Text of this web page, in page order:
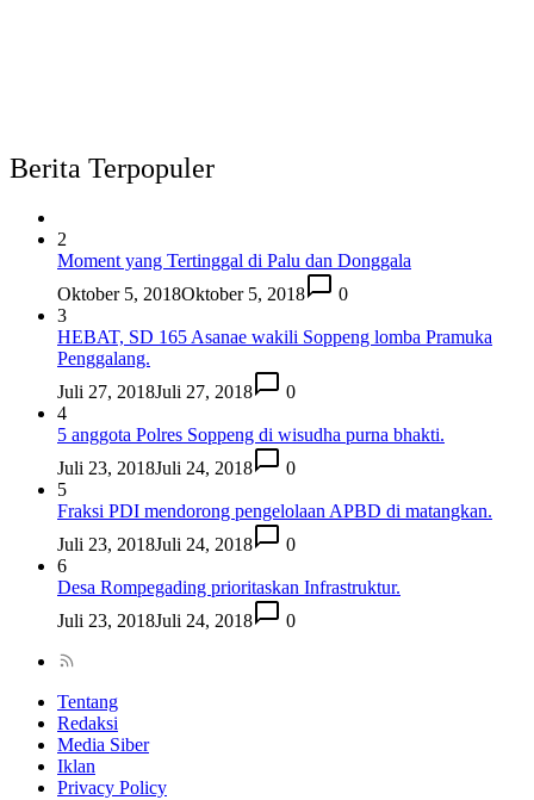
Berita Terpopuler
2
Moment yang Tertinggal di Palu dan Donggala
Oktober 5, 2018Oktober 5, 2018
0
3
HEBAT, SD 165 Asanae wakili Soppeng lomba Pramuka
Penggalang.
Juli 27, 2018Juli 27, 2018
0
4
5 anggota Polres Soppeng di wisudha purna bhakti.
Juli 23, 2018Juli 24, 2018
0
5
Fraksi PDI mendorong pengelolaan APBD di matangkan.
Juli 23, 2018Juli 24, 2018
0
6
Desa Rompegading prioritaskan Infrastruktur.
Juli 23, 2018Juli 24, 2018 0
Tentang
Redaksi
Media Siber
Iklan
Privacy Policy